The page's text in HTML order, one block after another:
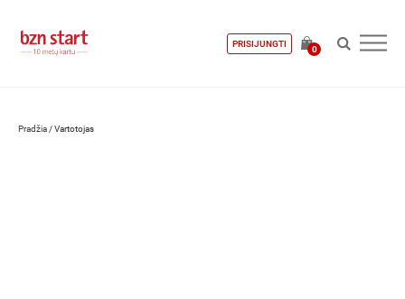
PRISIJUNGTI
0
Pradžia /Vartotojas